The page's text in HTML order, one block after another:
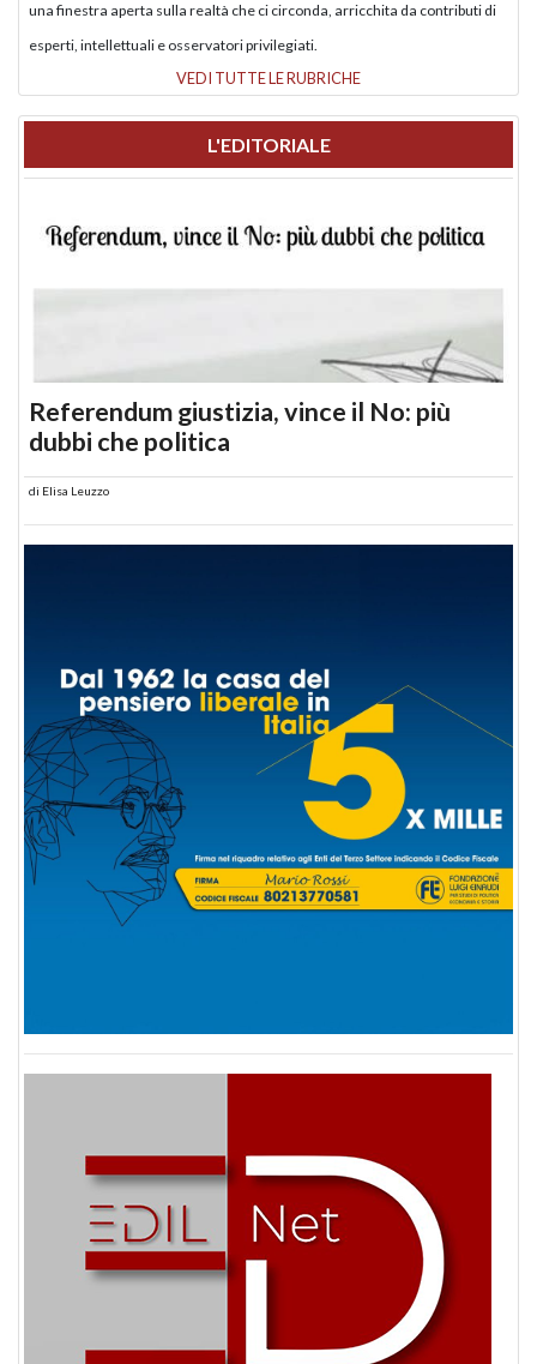
una finestra aperta sulla realtà che ci circonda, arricchita da contributi di
esperti, intellettuali e osservatori privilegiati.
VEDI TUTTE LE RUBRICHE
L'EDITORIALE
Referendum giustizia, vince il No: più
dubbi che politica
di Elisa Leuzzo